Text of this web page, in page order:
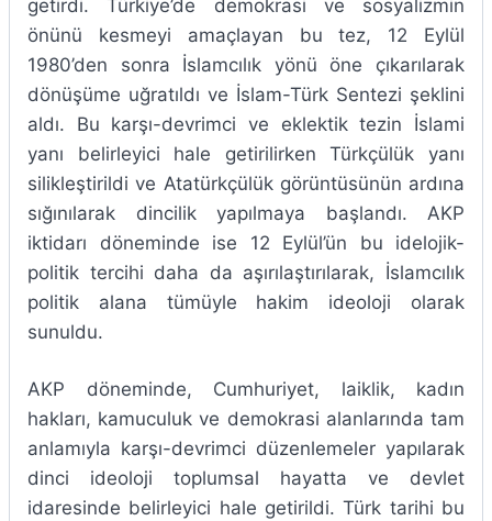
getirdi. Türkiye’de demokrasi ve sosyalizmin
önünü kesmeyi amaçlayan bu tez, 12 Eylül
1980’den sonra İslamcılık yönü öne çıkarılarak
dönüşüme uğratıldı ve İslam-Türk Sentezi şeklini
aldı. Bu karşı-devrimci ve eklektik tezin İslami
yanı belirleyici hale getirilirken Türkçülük yanı
silikleştirildi ve Atatürkçülük görüntüsünün ardına
sığınılarak dincilik yapılmaya başlandı. AKP
iktidarı döneminde ise 12 Eylül’ün bu idelojik-
politik tercihi daha da aşırılaştırılarak, İslamcılık
politik alana tümüyle hakim ideoloji olarak
sunuldu.
AKP döneminde, Cumhuriyet, laiklik, kadın
hakları, kamuculuk ve demokrasi alanlarında tam
anlamıyla karşı-devrimci düzenlemeler yapılarak
dinci ideoloji toplumsal hayatta ve devlet
idaresinde belirleyici hale getirildi. Türk tarihi bu